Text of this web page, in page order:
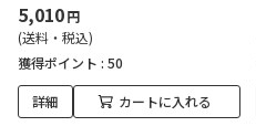
5,010円
(送料・税込)
獲得ポイント : 50
詳細 カートに入れる